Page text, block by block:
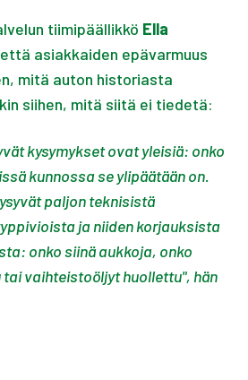
tiimipäällikkö Ella
asiakkaiden epävarmuus
mitä auton historiasta
siihen, mitä siitä ei tiedetä:
kysymykset ovat yleisiä: onko
kunnossa se ylipäätään on.
paljon teknisistä
ja niiden korjauksista
onko siinä aukkoja, onko
vaihteistoöljyt huollettu", hän